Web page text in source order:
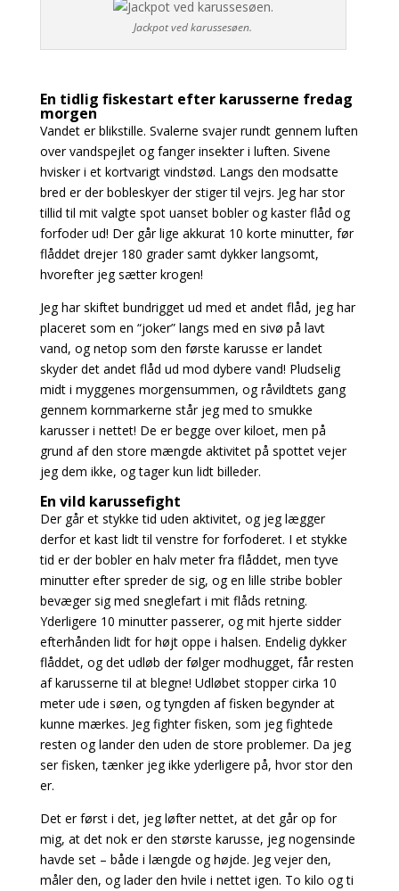
Jackpot ved karussesøen.
En tidlig fiskestart efter karusserne fredag
morgen
Vandet er blikstille. Svalerne svajer rundt gennem luften
over vandspejlet og fanger insekter i luften. Sivene
hvisker i et kortvarigt vindstød. Langs den modsatte
bred er der bobleskyer der stiger til vejrs. Jeg har stor
tillid til mit valgte spot uanset bobler og kaster flåd og
forfoder ud! Der går lige akkurat 10 korte minutter, før
flåddet drejer 180 grader samt dykker langsomt,
hvorefter jeg sætter krogen!
Jeg har skiftet bundrigget ud med et andet flåd, jeg har
placeret som en “joker” langs med en sivø på lavt
vand, og netop som den første karusse er landet
skyder det andet flåd ud mod dybere vand! Pludselig
midt i myggenes morgensummen, og råvildtets gang
gennem kornmarkerne står jeg med to smukke
karusser i nettet! De er begge over kiloet, men på
grund af den store mængde aktivitet på spottet vejer
jeg dem ikke, og tager kun lidt billeder.
En vild karussefight
Der går et stykke tid uden aktivitet, og jeg lægger
derfor et kast lidt til venstre for forfoderet. I et stykke
tid er der bobler en halv meter fra flåddet, men tyve
minutter efter spreder de sig, og en lille stribe bobler
bevæger sig med sneglefart i mit flåds retning.
Yderligere 10 minutter passerer, og mit hjerte sidder
efterhånden lidt for højt oppe i halsen. Endelig dykker
flåddet, og det udløb der følger modhugget, får resten
af karusserne til at blegne! Udløbet stopper cirka 10
meter ude i søen, og tyngden af fisken begynder at
kunne mærkes. Jeg fighter fisken, som jeg fightede
resten og lander den uden de store problemer. Da jeg
ser fisken, tænker jeg ikke yderligere på, hvor stor den
er.
Det er først i det, jeg løfter nettet, at det går op for
mig, at det nok er den største karusse, jeg nogensinde
havde set – både i længde og højde. Jeg vejer den,
måler den, og lader den hvile i nettet igen. To kilo og ti